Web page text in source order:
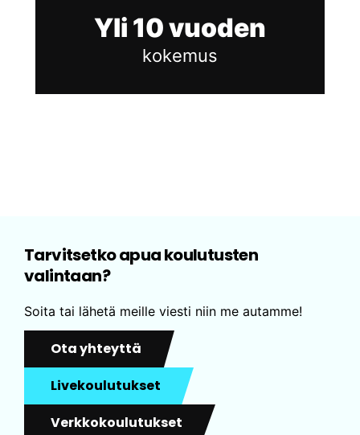
Yli 10 vuoden
kokemus
Tarvitsetko apua koulutusten
valintaan?
Soita tai lähetä meille viesti niin me autamme!
Ota yhteyttä
Livekoulutukset
Verkkokoulutukset